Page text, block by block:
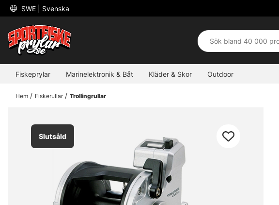
SWE | Svenska
Fiskeprylar Marinelektronik & Båt Kläder & Skor Outdoor
Hem Fiskerullar Trollingrullar
Slutsåld